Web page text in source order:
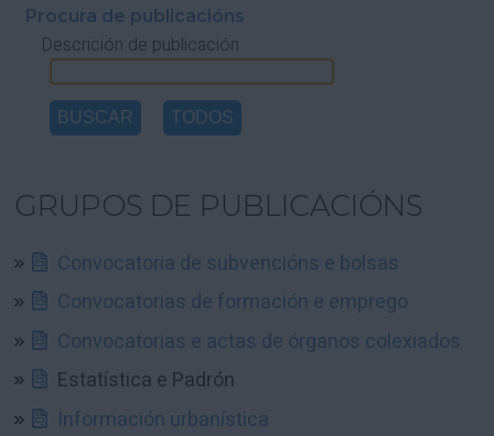
AXUDA
Procura de publicacións
Descrición de publicación
GRUPOS DE PUBLICACIÓNS
Convocatoria de subvencións e bolsas
Convocatorias de formación e emprego
Convocatorias e actas de órganos colexiados
Estatística e Padrón
Información urbanística